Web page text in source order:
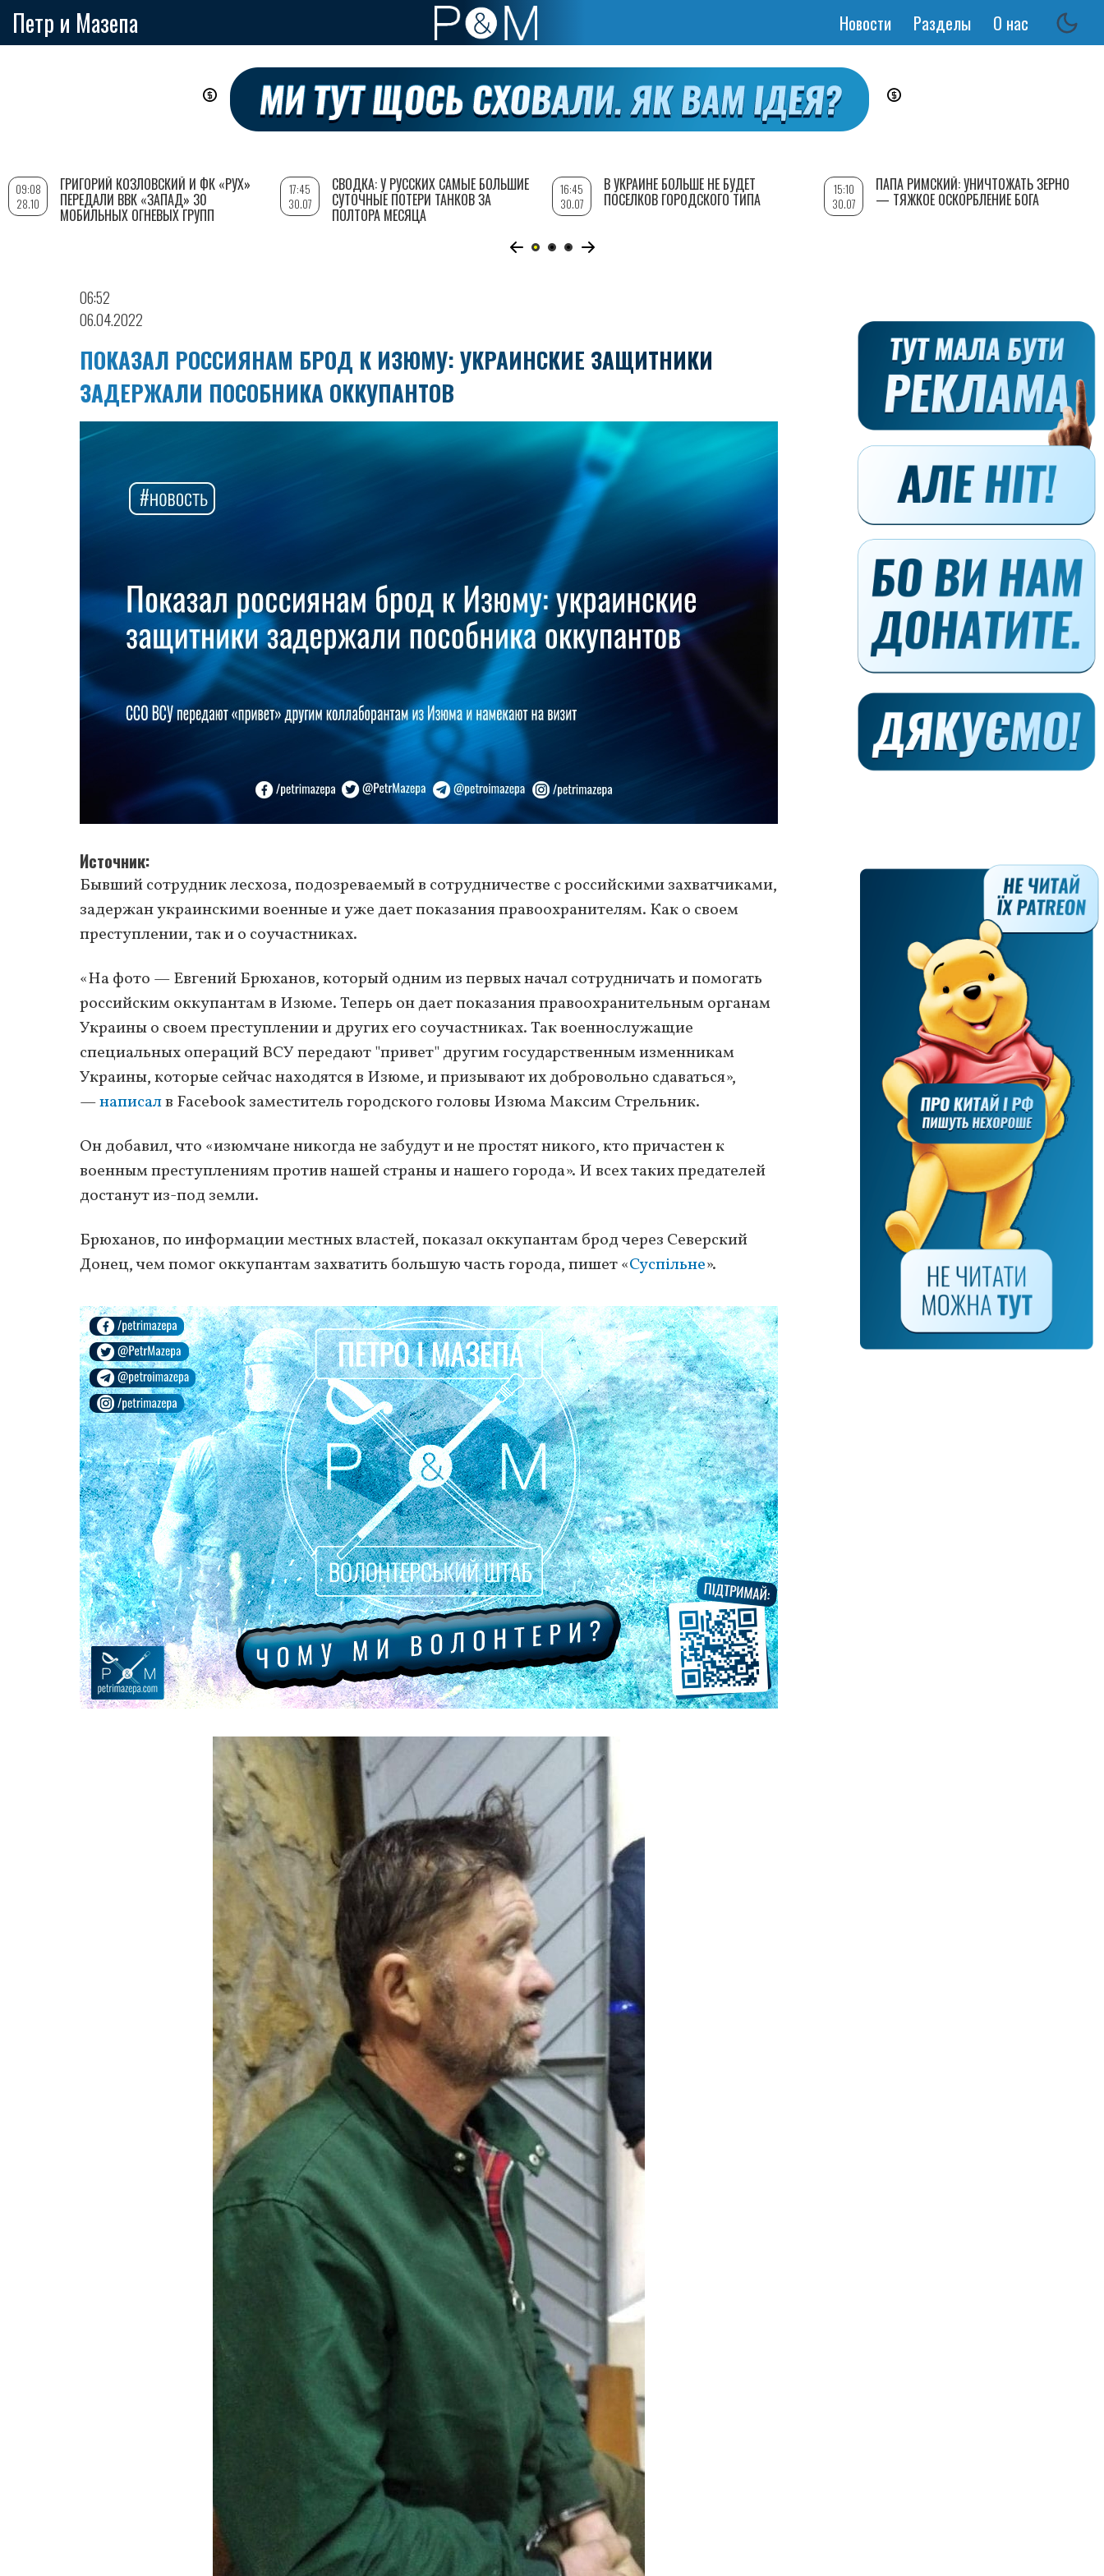
Петр и Мазепа
Основная
Новости Разделы О нас
06:52
06.04.2022
ПОКАЗАЛ РОССИЯНАМ БРОД К ИЗЮМУ: УКРАИНСКИЕ ЗАЩИТНИКИ
ЗАДЕРЖАЛИ ПОСОБНИКА ОККУПАНТОВ
Источник
Бывший сотрудник лесхоза, подозреваемый в сотрудничестве с российскими захватчиками,
задержан украинскими военные и уже дает показания правоохранителям. Как о своем
преступлении, так и о соучастниках.
«На фото — Евгений Брюханов, который одним из первых начал сотрудничать и помогать
российским оккупантам в Изюме. Теперь он дает показания правоохранительным органам
Украины о своем преступлении и других его соучастниках. Так военнослужащие
специальных операций ВСУ передают "привет" другим государственным изменникам
Украины, которые сейчас находятся в Изюме, и призывают их добровольно сдаваться»,
—написалв Facebook заместитель городского головы Изюма Максим Стрельник.
Он добавил, что «изюмчане никогда не забудут и не простят никого, кто причастен к
военным преступлениям против нашей страны и нашего города». И всех таких предателей
достанут из-под земли.
Брюханов, по информации местных властей, показал оккупантам брод через Северский
Донец, чем помог оккупантам захватить большую часть города, пишет «Суспільне».
09:08
28.10
ГРИГОРИЙ КОЗЛОВСКИЙ И ФК «РУХ»
ПЕРЕДАЛИ ВВК «ЗАПАД» 30
МОБИЛЬНЫХ ОГНЕВЫХ ГРУПП
17:45
30.07
СВОДКА: У РУССКИХ САМЫЕ БОЛЬШИЕ
СУТОЧНЫЕ ПОТЕРИ ТАНКОВ ЗА
ПОЛТОРА МЕСЯЦА
16:45
30.07
В УКРАИНЕ БОЛЬШЕ НЕ БУДЕТ
ПОСЕЛКОВ ГОРОДСКОГО ТИПА
15:10
30.07
ПАПА РИМСКИЙ: УНИЧТОЖАТЬ ЗЕРНО
— ТЯЖКОЕ ОСКОРБЛЕНИЕ БОГА